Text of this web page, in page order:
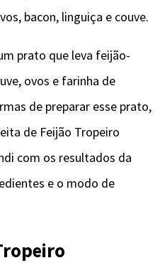
bacon, linguiça e couve.
prato que leva feijão-
ovos e farinha de
de preparar esse prato,
de Feijão Tropeiro
com os resultados da
e o modo de